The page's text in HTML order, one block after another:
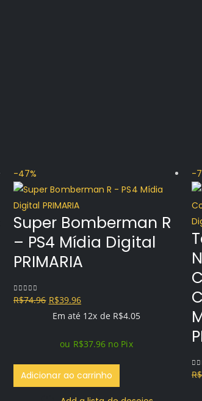
-47%
Super Bomberman R
– PS4 Mídia Digital
PRIMARIA
0out of 5
R$74.96 O
preço
era:
R$74.96.
R$39.96O
preço
é:
R$39.96.
Em até 12x de R$4.05
ou R$37.96 no Pix
Adicionar ao carrinho
-
0
R$